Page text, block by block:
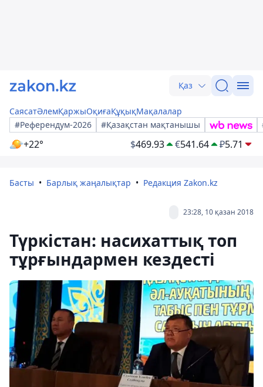
Қаз
СаясатӘлемҚаржыОқиғаҚұқықМақалалар
#Референдум-2026
#Қазақстан мақтанышы
+22° $469.93 €541.64 ₽5.71
Басты Барлық жаңалықтар Редакция Zakon.kz
23:28, 10 қазан 2018
Түркістан: насихаттық топ
тұрғындармен кездесті